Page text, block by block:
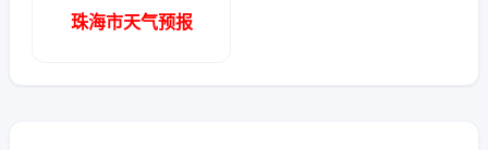
珠海市天气预报